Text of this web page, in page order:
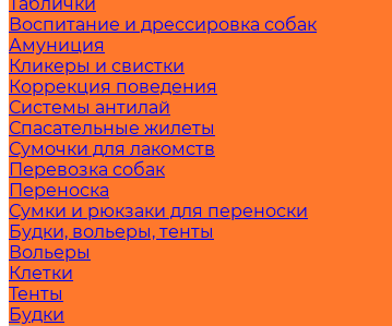
Воспитание и дрессировка собак
Амуниция
Кликеры и свистки
Коррекция поведения
Системы антилай
Спасательные жилеты
Сумочки для лакомств
Перевозка собак
Переноска
Сумки и рюкзаки для переноски
Будки, вольеры, тенты
Вольеры
Клетки
Тенты
Будки